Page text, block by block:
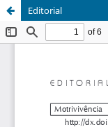
Editorial